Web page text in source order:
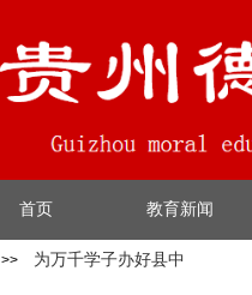
首页 教育新闻
>> 为万千学子办好县中